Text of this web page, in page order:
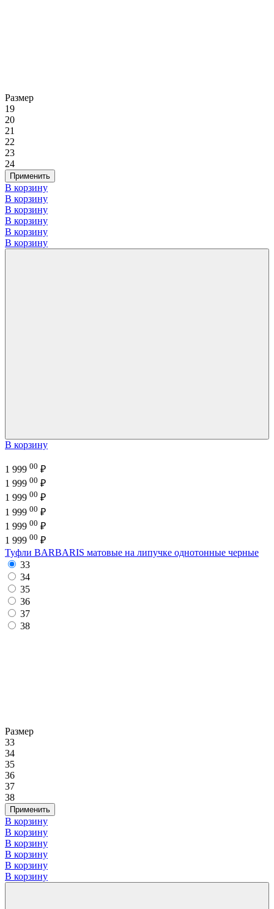
Размер
19
20
21
22
23
24
Применить
В корзину
В корзину
В корзину
В корзину
В корзину
В корзину
В корзину
1 999 00 ₽
1 999 00 ₽
1 999 00 ₽
1 999 00 ₽
1 999 00 ₽
1 999 00 ₽
Туфли BARBARIS матовые на липучке однотонные черные
33
34
35
36
37
38
Размер
33
34
35
36
37
38
Применить
В корзину
В корзину
В корзину
В корзину
В корзину
В корзину